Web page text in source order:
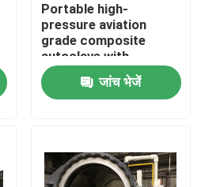
Portable high-
pressure aviation
grade composite
autoclave with
advanced control
systems for UAV and
aerospace
जांच भेजें